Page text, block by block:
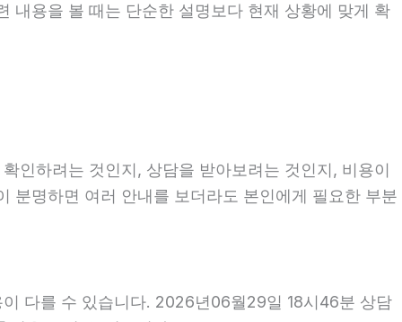
내용을 볼 때는 단순한 설명보다 현재 상황에 맞게 확
인하려는 것인지, 상담을 받아보려는 것인지, 비용이
분명하면 여러 안내를 보더라도 본인에게 필요한 부분
다를 수 있습니다. 2026년06월29일 18시46분 상담